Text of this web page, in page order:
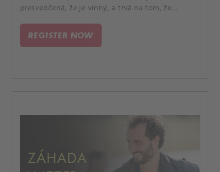
presvedčená, že je vinný, a trvá na tom, že
zaujaté.
REGISTER NOW